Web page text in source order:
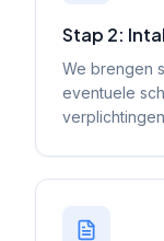
Stap 2:
We brengen
eventuele